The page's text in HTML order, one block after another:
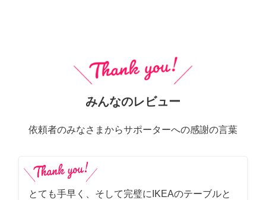
みんなのレビュー
依頼者のみなさまからサポーターへの感謝の言葉
とても手早く、そして完璧にIKEAのテーブルと